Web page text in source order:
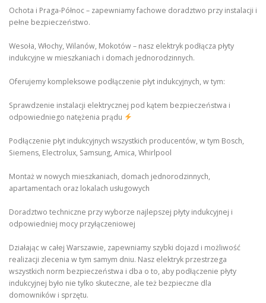
Ochota i Praga-Północ – zapewniamy fachowe doradztwo przy instalacji i
pełne bezpieczeństwo.
Wesoła, Włochy, Wilanów, Mokotów – nasz elektryk podłącza płyty
indukcyjne w mieszkaniach i domach jednorodzinnych.
Oferujemy kompleksowe podłączenie płyt indukcyjnych, w tym:
Sprawdzenie instalacji elektrycznej pod kątem bezpieczeństwa i
odpowiedniego natężenia prądu
Podłączenie płyt indukcyjnych wszystkich producentów, w tym Bosch,
Siemens, Electrolux, Samsung, Amica, Whirlpool
Montaż w nowych mieszkaniach, domach jednorodzinnych,
apartamentach oraz lokalach usługowych
Doradztwo techniczne przy wyborze najlepszej płyty indukcyjnej i
odpowiedniej mocy przyłączeniowej
Działając w całej Warszawie, zapewniamy szybki dojazd i możliwość
realizacji zlecenia w tym samym dniu. Nasz elektryk przestrzega
wszystkich norm bezpieczeństwa i dba o to, aby podłączenie płyty
indukcyjnej było nie tylko skuteczne, ale też bezpieczne dla
domowników i sprzętu.